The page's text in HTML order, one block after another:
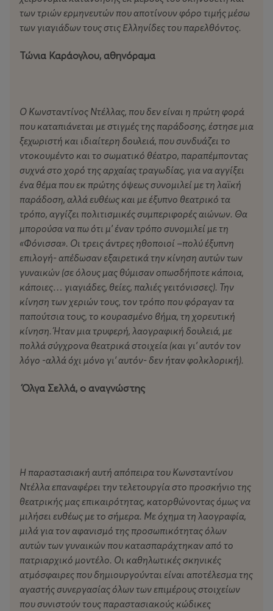
να έχουν παραλάβει τις μυστικές δεξιότητές τους από
τη Μήδεια και να ειδικεύονται στο «κατέβασμα» του
το γυναικείο σώμα, όπως έχει καταγραφεί στο δικό
συντονισμό του λόγου και του σώματος, και έχοντας
ως αφετηρία τα στάδια της παρασκευής της πίτας,
αφηγούνται ιστορίες από τις Μεταμορφώσεις του
Οβίδιου και τα Φαρσάλια του Λουκανού, αλλά και της
σύγχρονης ελληνικής λογοτεχνίας και έρευνας, από
παραδοσιακά τραγούδια και συνεντεύξεις γυναικών
έως ιατροσοφικούς κώδικες του 19ου αιώνα.
των τριών ερμηνευτών που αποτίνουν φόρο τιμής μέσω
των γιαγιάδων τους στις Ελληνίδες του παρελθόντος.
Τώνια Καράογλου, αθηνόραμα
Ο Κωνσταντίνος Ντέλλας, που δεν είναι η πρώτη φορά
που καταπιάνεται με στιγμές της παράδοσης, έστησε μια
ξεχωριστή και ιδιαίτερη δουλειά, που συνδυάζει το
ντοκουμέντο και το σωματικό θέατρο, παραπέμποντας
συχνά στο χορό της αρχαίας τραγωδίας, για να αγγίξει
ένα θέμα που εκ πρώτης όψεως συνομιλεί με τη λαϊκή
παράδοση, αλλά ευθέως και με έξυπνο θεατρικό τα
τρόπο, αγγίζει πολιτισμικές συμπεριφορές αιώνων. Θα
μπορούσα να πω ότι μ’ έναν τρόπο συνομιλεί με τη
«Φόνισσα». Οι τρεις άντρες ηθοποιοί –πολύ έξυπνη
επιλογή- απέδωσαν εξαιρετικά την κίνηση αυτών των
γυναικών (σε όλους μας θύμισαν οπωσδήποτε κάποια,
κάποιες… γιαγιάδες, θείες, παλιές γειτόνισσες). Την
κίνηση των χεριών τους, τον τρόπο που φόραγαν τα
παπούτσια τους, το κουρασμένο βήμα, τη χορευτική
κίνηση. Ήταν μια τρυφερή, λαογραφική δουλειά, με
πολλά σύγχρονα θεατρικά στοιχεία (και γι’ αυτόν τον
λόγο -αλλά όχι μόνο γι’ αυτόν- δεν ήταν φολκλορική).
Όλγα Σελλά, ο αναγνώστης
Η παραστασιακή αυτή απόπειρα του Κωνσταντίνου
Ντέλλα επαναφέρει την τελετουργία στο προσκήνιο της
θεατρικής μας επικαιρότητας, κατορθώνοντας όμως να
μιλήσει ευθέως με το σήμερα. Με όχημα τη λαογραφία,
μιλά για τον αφανισμό της προσωπικότητας όλων
αυτών των γυναικών που κατασπαράχτηκαν από το
πατριαρχικό μοντέλο. Οι καθηλωτικές σκηνικές
ατμόσφαιρες που δημιουργούνται είναι αποτέλεσμα της
αγαστής συνεργασίας όλων των επιμέρους στοιχείων
που συνιστούν τους παραστασιακούς κώδικες